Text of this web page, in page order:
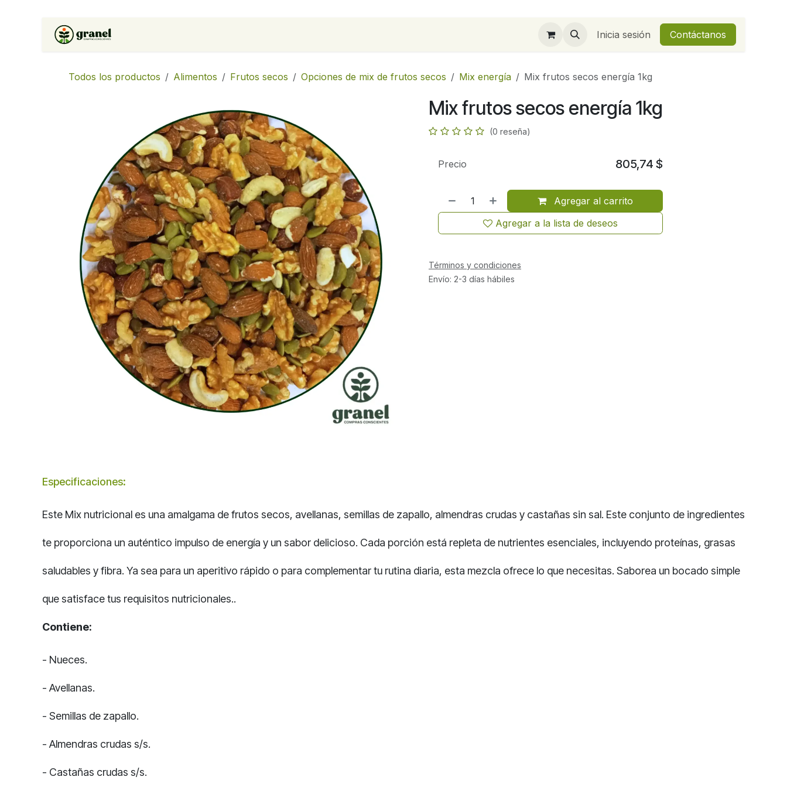
Ir al contenido
Inicia sesión Contáctanos
Todos los productos Alimentos Frutos secos Opciones de mix de frutos secos Mix energía Mix frutos secos energía 1kg
Mix frutos secos energía 1kg
(0 reseña)
Agregar al carrito
Agregar a la lista de deseos
Precio 805,74 $
Términos y condiciones
Envío: 2-3 días hábiles
Especificaciones:
Este Mix nutricional es una amalgama de frutos secos, avellanas, semillas de zapallo, almendras crudas y castañas sin sal. Este conjunto de ingredientes
te proporciona un auténtico impulso de energía y un sabor delicioso. Cada porción está repleta de nutrientes esenciales, incluyendo proteínas, grasas
saludables y fibra. Ya sea para un aperitivo rápido o para complementar tu rutina diaria, esta mezcla ofrece lo que necesitas. Saborea un bocado simple
que satisface tus requisitos nutricionales..
Contiene:
- Nueces.
- Avellanas.
- Semillas de zapallo.
- Almendras crudas s/s.
- Castañas crudas s/s.